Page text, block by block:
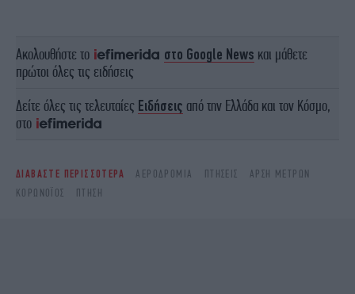
Ακολουθήστε το στο Google News και μάθετε
πρώτοι όλες τις ειδήσεις
Δείτε όλες τις τελευταίες Ειδήσεις από την Ελλάδα και τον Κόσμο,
στο
ΔΙΑΒΑΣΤΕ ΠΕΡΙΣΣΟΤΕΡΑ ΑΕΡΟΔΡΌΜΙΑ ΠΤΉΣΕΙΣ
ΆΡΣΗ ΜΈΤΡΩΝ
ΚΟΡΩΝΟΪΌΣ
ΠΤΉΣΗ